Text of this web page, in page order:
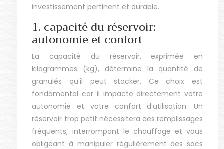
investissement pertinent et durable.
1. capacité du réservoir:
autonomie et confort
La capacité du réservoir, exprimée en
kilogrammes (kg), détermine la quantité de
granulés qu’il peut stocker. Ce choix est
fondamental car il impacte directement votre
autonomie et votre confort d’utilisation. Un
réservoir trop petit nécessitera des remplissages
fréquents, interrompant le chauffage et vous
obligeant à manipuler régulièrement des sacs